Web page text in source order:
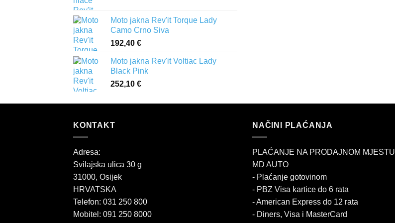
Moto jakna Rev'it Torque Lady
Camo Crno Siva
192,40 €
Moto jakna Rev'it Voltiac Lady
Black Pink
252,10 €
KONTAKT
Adresa:
Svilajska ulica 30 g
31000, Osijek
HRVATSKA
Telefon: 031 250 800
Mobitel: 091 250 8000
NAČINI PLAĆANJA
PLAĆANJE NA PRODAJNOM MJESTU
MD AUTO
- Plaćanje gotovinom
- PBZ Visa kartice do 6 rata
- American Express do 12 rata
- Diners, Visa i MasterCard